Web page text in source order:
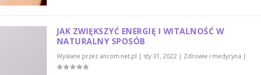
JAK ZWIĘKSZYĆ ENERGIĘ I WITALNOŚĆ W
NATURALNY SPOSÓB
Wysłane przez ancom.net.pl | sty 31, 2022| Zdrowie i medycyna |